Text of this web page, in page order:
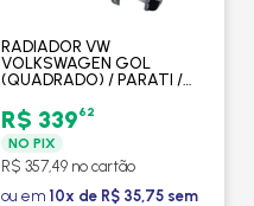
RADIADOR VW
VOLKSWAGEN GOL
(QUADRADO) / PARATI /
VOYAGE 1.0 / 1.6 / 1.8 / 2.0
1987 A 1995 SEM AR -
PROCOOLER
R$ 33962
NO PIX
R$ 357,49 no cartão
ou em 10x de R$ 35,75 sem